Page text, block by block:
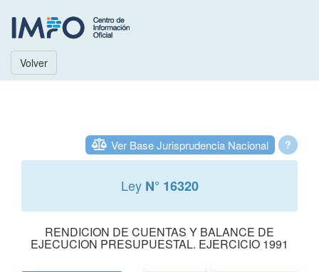
Volver
?
Ver Base Jurisprudencia Nacional
Ley N° 16320
RENDICION DE CUENTAS Y BALANCE DE
EJECUCION PRESUPUESTAL. EJERCICIO 1991